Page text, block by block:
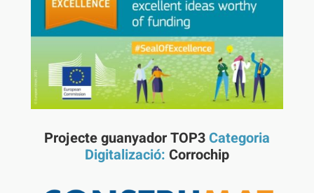
Projecte guanyador TOP3Categoria
Digitalizació: Corrochip